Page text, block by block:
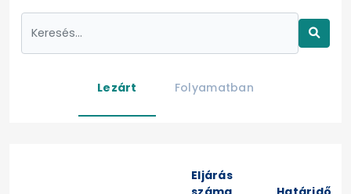
Lezárt Folyamatban
Eljárás